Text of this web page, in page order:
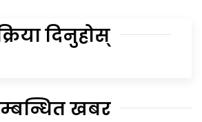
दिनुहोस्
खबर